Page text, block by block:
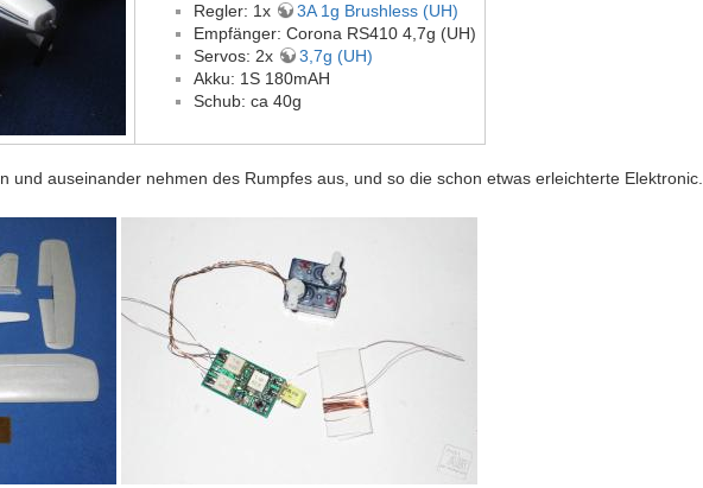
Regler: 1x
3A 1g Brushless (UH)
Empfänger: Corona RS410 4,7g (UH)
Servos: 2x
3,7g (UH)
Akku: 1S 180mAH
Schub: ca 40g
und auseinander nehmen des Rumpfes aus, und so die schon etwas erleichterte Elektronic.